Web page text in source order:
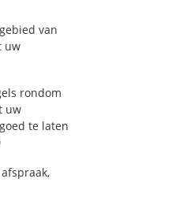
van
uw
rondom
uw
te laten